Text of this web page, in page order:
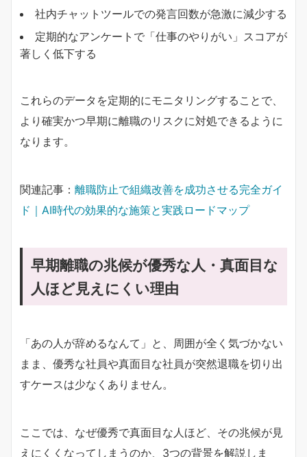
社内チャットツールでの発言回数が急激に減少する
定期的なアンケートで「仕事のやりがい」スコアが
著しく低下する
これらのデータを定期的にモニタリングすることで、
より確実かつ早期に離職のリスクに対処できるように
なります。
関連記事： 離職防止で組織改善を成功させる完全ガイ
ド｜AI時代の効果的な施策と実践ロードマップ
早期離職の兆候が優秀な人・真面目な
人ほど見えにくい理由
「あの人が辞めるなんて」と、周囲が全く気づかない
まま、優秀な社員や真面目な社員が突然退職を切り出
すケースは少なくありません。
ここでは、なぜ優秀で真面目な人ほど、その兆候が見
えにくくなってしまうのか、3つの背景を解説しま